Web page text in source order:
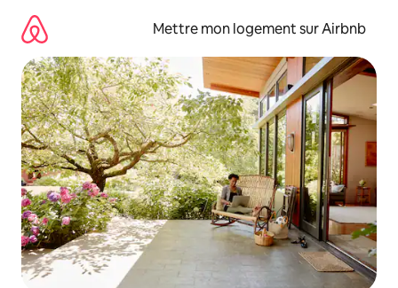
directement
contenu
Mettre mon logement sur Airbnb